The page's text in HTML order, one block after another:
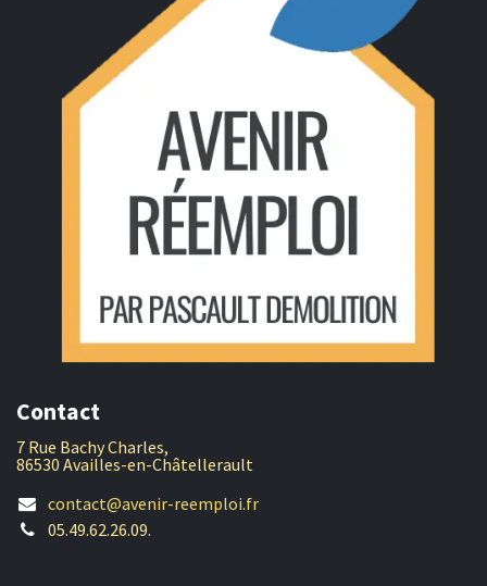
Contact
7 Rue Bachy Charles,
86530 Availles-en-Châtellerault
contact@avenir-reemploi.fr
05.49.62.26.09.